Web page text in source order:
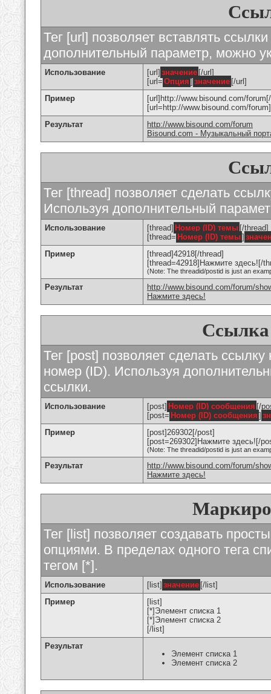
Тег [url] позволяет вставлять
дополнительный параметр, можно
Использование [url] значение [/url]
[url= Опция ] значение [/url]
Пример
[url]http://www.bisound.com/
[url=http://www.bisound.com/
Результат
http://www.bisound.com/forum
Bisound.com - Музыкальный
Тег [thread] позволяет сделать
Используя дополнительный
Использование [thread] Номер (ID) темы [/thread]
[thread= Номер (ID) темы]
Пример
[thread]42918[/thread]
[thread=42918]Нажмите здесь![/
(Note: The threadid/postid is just an
Результат
http://www.bisound.com/forum/
Нажмите здесь!
Ссылка
Тег [post] позволяет сделать
номер (ID). Используя
ссылки.
Использование [post] Номер (ID) сообщения [/
[post= Номер (ID) сообщения ]
Пример
[post]269302[/post]
[post=269302]Нажмите здесь![/
(Note: The threadid/postid is just an
Результат
http://www.bisound.com/forum/
Нажмите здесь!
Тег [list] позволяет создавать
опциями. В пределах одного тега
тегом [*].
Использование [list] значение [/list]
Пример
[list]
[*]Элемент списка 1
[*]Элемент списка 2
[/list]
Результат
Элемент списка 1
Элемент списка 2